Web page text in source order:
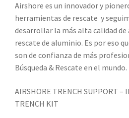
Airshore es un innovador y
herramientas de rescate y
desarrollar la más alta calidad
rescate de aluminio. Es por eso
son de confianza de más
Búsqueda & Rescate en el mundo.
AIRSHORE TRENCH SUPPORT –
TRENCH KIT